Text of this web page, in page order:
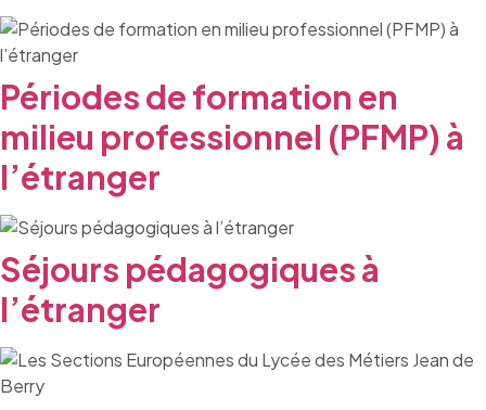
Périodes de formation en
milieu professionnel (PFMP) à
l’étranger
Séjours pédagogiques à
l’étranger